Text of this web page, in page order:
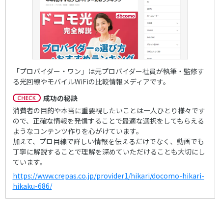
「プロバイダー・ワン」は元プロバイダー社員が執筆・監修す
る光回線やモバイルWiFiの比較情報メディアです。
成功の秘訣
消費者の目的や本当に重要視したいことは一人ひとり様々です
ので、正確な情報を発信することで最適な選択をしてもらえる
ようなコンテンツ作りを心がけています。
加えて、プロ目線で詳しい情報を伝えるだけでなく、動画でも
丁寧に解説することで理解を深めていただけることも大切にし
ています。
https://www.crepas.co.jp/provider1/hikari/docomo-hikari-
hikaku-686/